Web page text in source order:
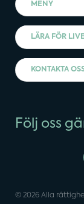
MENY
LÄRA FÖR
KONTAKTA
Följ oss
© 2026 Alla